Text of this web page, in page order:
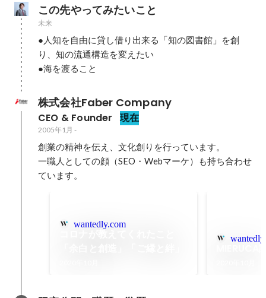
この先やってみたいこと
未来
●人知を自由に貸し借り出来る「知の図書館」を創
り、知の流通構造を変えたい
●海を渡ること
株式会社Faber Company
CEO & Founder 現在
2005年1月 -
創業の精神を伝え、文化創りを行っています。
一職人としての顔（SEO・Webマーケ）も持ち合わせ
ています。
wantedly.com